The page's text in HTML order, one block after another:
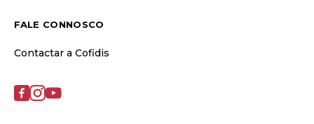
FALE CONNOSCO
Contactar a Cofidis